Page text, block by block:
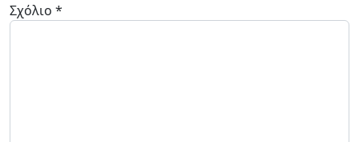
Σχόλιο *